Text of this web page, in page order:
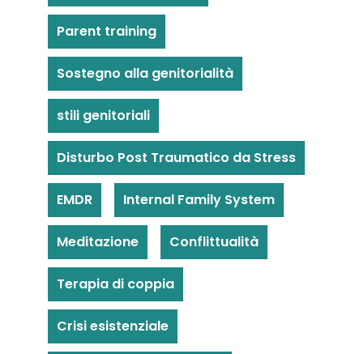
Parent training
Sostegno alla genitorialità
stili genitoriali
Disturbo Post Traumatico da Stress
EMDR Internal Family System
Meditazione Conflittualità
Terapia di coppia
Crisi esistenziale